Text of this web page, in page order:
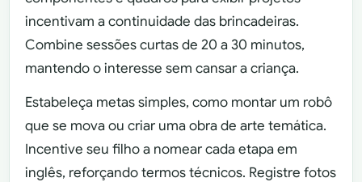
incentivam a continuidade das brincadeiras.
Combine sessões curtas de 20 a 30 minutos,
mantendo o interesse sem cansar a criança.
Estabeleça metas simples, como montar um robô
que se mova ou criar uma obra de arte temática.
Incentive seu filho a nomear cada etapa em
inglês, reforçando termos técnicos. Registre fotos